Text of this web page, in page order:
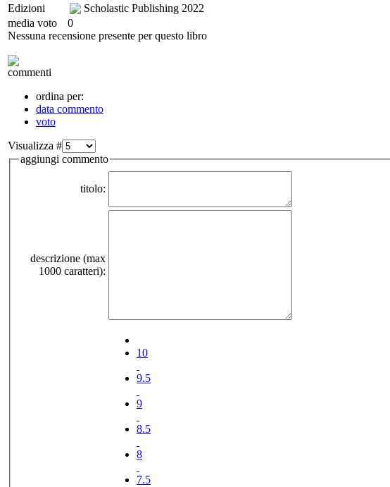
Edizioni
Scholastic Publishing 2022
media voto
0
Nessuna recensione presente per questo libro
commenti
ordina per:
data commento
voto
Visualizza #
aggiungi commento
titolo:
descrizione (max
1000 caratteri):
10
9.5
9
8.5
8
7.5